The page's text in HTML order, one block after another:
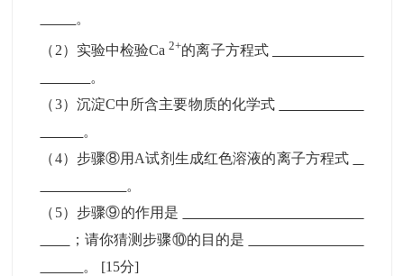
。
（2）实验中检验Ca2+的离子方程式
。
（3）沉淀C中所含主要物质的化学式
。
（4）步骤⑧用A试剂生成红色溶液的离子方程式
。
（5）步骤⑨的作用是
；请你猜测步骤⑩的目的是
。 [15分]